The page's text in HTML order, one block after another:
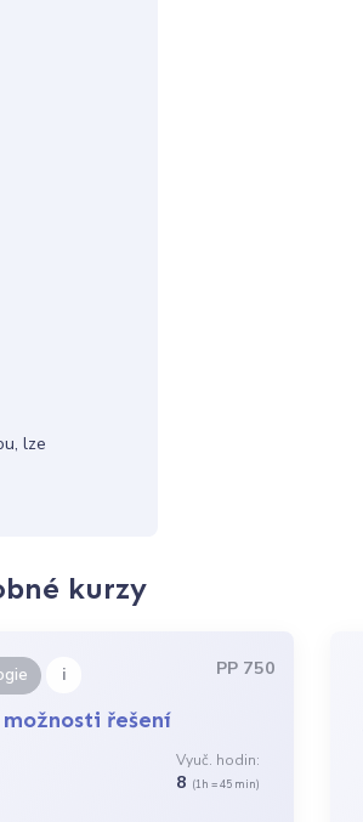
lze
kurzy
i PP 750
řešení
Vyuč. hodin:
8 (1h = 45 min)